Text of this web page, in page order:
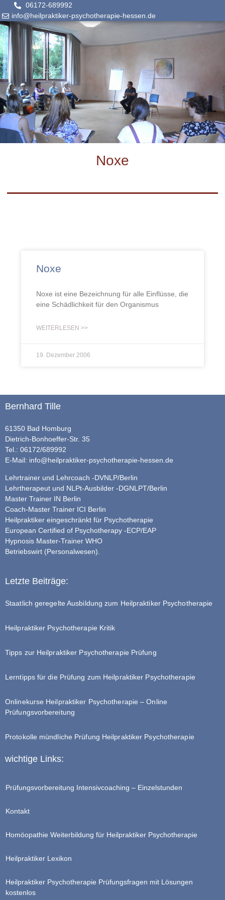
06172-689992
info@heilpraktiker-psychotherapie-hessen.de
Noxe
Noxe
Noxe ist eine Bezeichnung für alle Einflüsse, die
eine Schädlichkeit für den Organismus
WEITERLESEN >>
19. Dezember 2006
Bernhard Tille
61350 Bad Homburg
Dietrich-Bonhoeffer-Str. 35
Tel.: 06172/689992
E-Mail: info@heilpraktiker-psychotherapie-hessen.de
Lehrtrainer und Lehrcoach -DVNLP/Berlin
Lehrtherapeut und NLPt-Ausbilder -DGNLPT/Berlin
Master Trainer IN Berlin
Coach-Master Trainer ICI Berlin
Heilpraktiker eingeschränkt für Psychotherapie
European Certified of Psychotherapy -ECP/EAP
Hypnosis Master-Trainer WHO
Betriebswirt (Personalwesen).
Letzte Beiträge:
Staatlich geregelte Ausbildung zum Heilpraktiker Psychotherapie
Heilpraktiker Psychotherapie Kritik
Tipps zur Heilpraktiker Psychotherapie Prüfung
Lerntipps für die Prüfung zum Heilpraktiker Psychotherapie
Onlinekurse Heilpraktiker Psychotherapie – Online
Prüfungsvorbereitung
Protokolle mündliche Prüfung Heilpraktiker Psychotherapie
wichtige Links:
Prüfungsvorbereitung Intensivcoaching – Einzelstunden
Kontakt
Homöopathie Weiterbildung für Heilpraktiker Psychotherapie
Heilpraktiker Lexikon
Heilpraktiker Psychotherapie Prüfungsfragen mit Lösungen
kostenlos